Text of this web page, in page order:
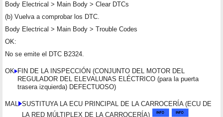
Body Electrical > Main Body > Clear DTCs
(b) Vuelva a comprobar los DTC.
Body Electrical > Main Body > Trouble Codes
OK:
No se emite el DTC B2324.
OK FIN DE LA INSPECCIÓN (CONJUNTO DEL MOTOR DEL
REGULADOR DEL ELEVALUNAS ELÉCTRICO (para la puerta
trasera izquierda) DEFECTUOSO)
MAL SUSTITUYA LA ECU PRINCIPAL DE LA CARROCERÍA (ECU DE
LA RED MÚLTIPLEX DE LA CARROCERÍA)